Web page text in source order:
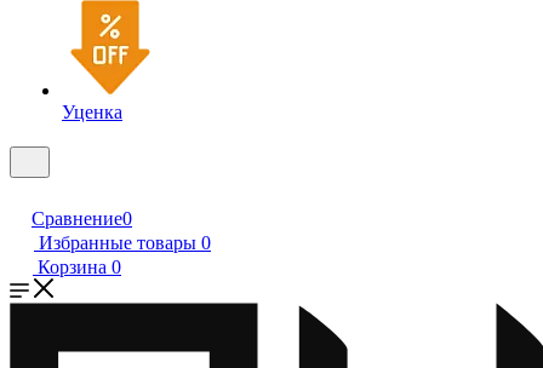
Уценка
Сравнение0
Избранные товары 0
Корзина 0